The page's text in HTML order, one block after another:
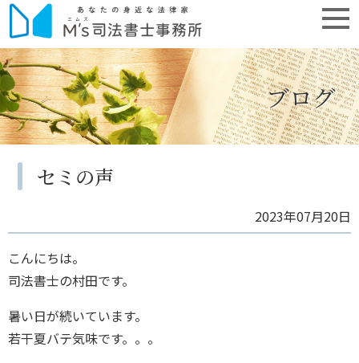
ブログ
セミの声
2023年07月20日
こんにちは。
司法書士の村田です。
暑い日が続いています。
若干夏バテ気味です。。。